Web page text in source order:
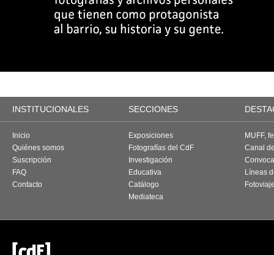
INSTITUCIONALES SECCIONES
Inicio
Quiénes somos
Suscripción
FAQ
Contacto
Exposiciones
Fotografías del CdF
Investigación
Educativa
Catálogo
Mediateca
MUFF,
Canal
Líneas